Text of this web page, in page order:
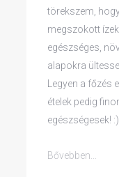
törekszem,
megszokott
egészséges,
alapokra
Legyen a főzés
ételek pedig
egészségesek!
Bővebben...